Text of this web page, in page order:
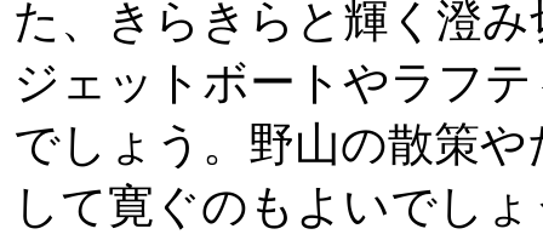
た、きらきらと輝く澄
ジェットボートやラフ
でしょう。野山の散策
して寛ぐのもよいでし